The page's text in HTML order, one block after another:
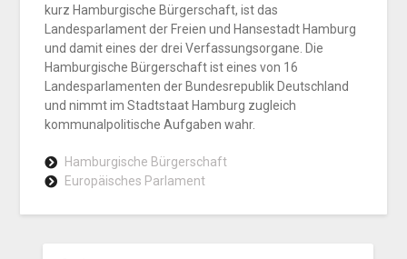
kurz Hamburgische Bürgerschaft, ist das
Landesparlament der Freien und Hansestadt Hamburg
und damit eines der drei Verfassungsorgane. Die
Hamburgische Bürgerschaft ist eines von 16
Landesparlamenten der Bundesrepublik Deutschland
und nimmt im Stadtstaat Hamburg zugleich
kommunalpolitische Aufgaben wahr.
Hamburgische Bürgerschaft
Europäisches Parlament